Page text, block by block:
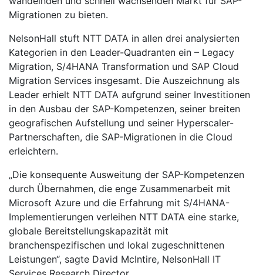
Migrationen zu bieten.
NelsonHall stuft NTT DATA in allen drei analysierten
Kategorien in den Leader-Quadranten ein – Legacy
Migration, S/4HANA Transformation und SAP Cloud
Migration Services insgesamt. Die Auszeichnung als
Leader erhielt NTT DATA aufgrund seiner Investitionen
in den Ausbau der SAP-Kompetenzen, seiner breiten
geografischen Aufstellung und seiner Hyperscaler-
Partnerschaften, die SAP-Migrationen in die Cloud
erleichtern.
„Die konsequente Ausweitung der SAP-Kompetenzen
durch Übernahmen, die enge Zusammenarbeit mit
Microsoft Azure und die Erfahrung mit S/4HANA-
Implementierungen verleihen NTT DATA eine starke,
globale Bereitstellungskapazität mit
branchenspezifischen und lokal zugeschnittenen
Leistungen“, sagte David McIntire, NelsonHall IT